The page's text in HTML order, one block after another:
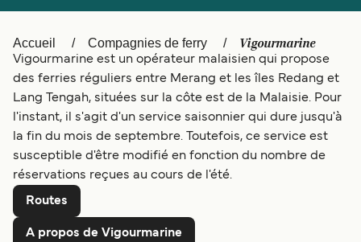
Schweiz (DE)
Norge Україна
Indonesia المغرب
Accueil Compagnies de ferry Vigourmarine
Vigourmarine est un opérateur malaisien qui propose
des ferries réguliers entre Merang et les îles Redang et
Lang Tengah, situées sur la côte est de la Malaisie. Pour
l'instant, il s'agit d'un service saisonnier qui dure jusqu'à
la fin du mois de septembre. Toutefois, ce service est
susceptible d'être modifié en fonction du nombre de
réservations reçues au cours de l'été.
Routes
A propos de Vigourmarine